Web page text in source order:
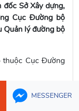
Sở Xây dựng,
Cục Đường bộ
Quản lý đường bộ
thuộc Cục Đường
MESSENGER